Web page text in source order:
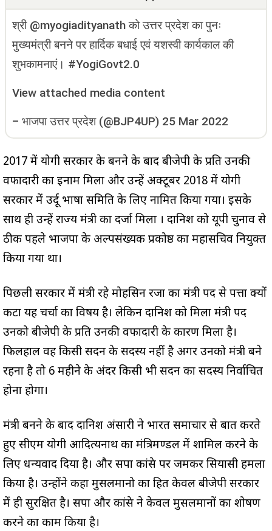
श्री @myogiadityanath को उत्तर प्रदेश का पुनः
मुख्यमंत्री बनने पर हार्दिक बधाई एवं यशस्वी कार्यकाल की
शुभकामनाएं। #YogiGovt2.0
View attached media content
– भाजपा उत्तर प्रदेश (@BJP4UP) 25 Mar 2022
2017 में योगी सरकार के बनने के बाद बीजेपी के प्रति उनकी
वफादारी का इनाम मिला और उन्हें अक्टूबर 2018 में योगी
सरकार में उर्दू भाषा समिति के लिए नामित किया गया। इसके
साथ ही उन्हें राज्य मंत्री का दर्जा मिला । दानिश को यूपी चुनाव से
ठीक पहले भाजपा के अल्पसंख्यक प्रकोष्ठ का महासचिव नियुक्त
किया गया था।
पिछली सरकार में मंत्री रहे मोहसिन रजा का मंत्री पद से पत्ता क्यों
कटा यह चर्चा का विषय है। लेकिन दानिश को मिला मंत्री पद
उनको बीजेपी के प्रति उनकी वफादारी के कारण मिला है।
फिलहाल वह किसी सदन के सदस्य नहीं है अगर उनको मंत्री बने
रहना है तो 6 महीने के अंदर किसी भी सदन का सदस्य निर्वाचित
होना होगा।
मंत्री बनने के बाद दानिश अंसारी ने भारत समाचार से बात करते
हुए सीएम योगी आदित्यनाथ का मंत्रिमण्डल में शामिल करने के
लिए धन्यवाद दिया है। और सपा कांग्रेस पर जमकर सियासी हमला
किया है। उन्होंने कहा मुसलमानो का हित केवल बीजेपी सरकार
में ही सुरक्षित है। सपा और कांग्रेस ने केवल मुसलमानों का शोषण
करने का काम किया है।